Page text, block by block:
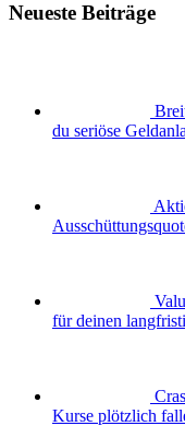
Neueste Beiträge
du seriöse
für deinen
Kurse plötzlich